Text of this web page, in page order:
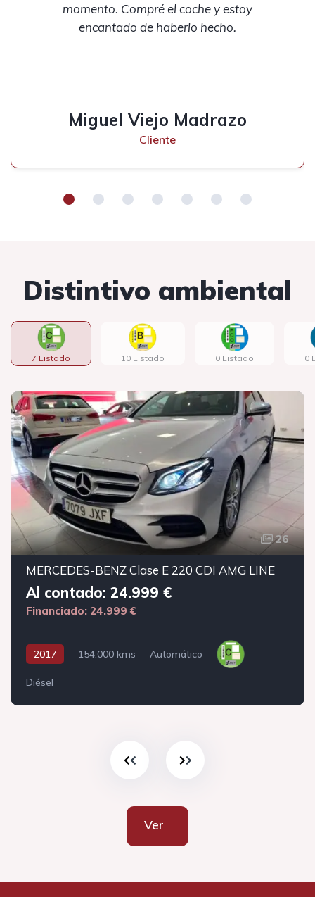
momento. Compré el coche y estoy
encantado de haberlo hecho.
Miguel Viejo Madrazo
Cliente
Distintivo ambiental
7 Listado 10 Listado 0 Listado 0
26
MERCEDES-BENZ Clase E 220 CDI AMG LINE
Al contado: 24.999 €
Financiado: 24.999 €
2017 154.000 kms Automático
Diésel
Ver